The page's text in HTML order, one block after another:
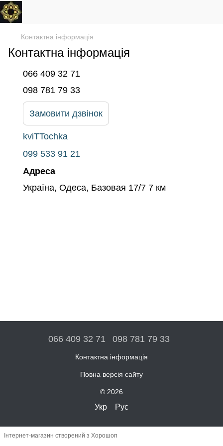
Контактна інформація
Контактна інформація
066 409 32 71
098 781 79 33
Замовити дзвінок
kviTTochka
099 533 91 21
Адреса
Україна, Одеса, Базовая 17/7 7 км
066 409 32 71 098 781 79 33
Контактна інформація
Повна версія сайту
© 2026
Укр Рус
Інтернет-магазин створений з Хорошоп